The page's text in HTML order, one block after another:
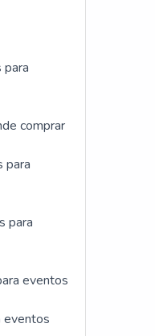
para
comprar
para
para
eventos
eventos